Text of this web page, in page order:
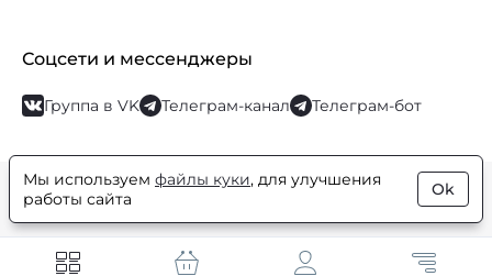
Соцсети и мессенджеры
Группа в VK Телеграм-канал Телеграм-бот
© Orental.ru 2007–2026Интернет-магазин парфюмерии и
косметики
Мы используем файлы куки, для улучшения
работы сайта
Ok